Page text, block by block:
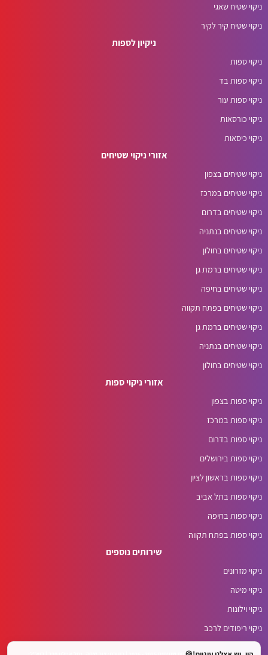
ניקוי שטיח שאגי
ניקוי שטיח קיר לקיר
ניקיון לספות
ניקוי ספות
ניקוי ספות בד
ניקוי ספות עור
ניקוי כורסאות
ניקוי כיסאות
אזורי ניקוי שטיחים
ניקוי שטיחים בצפון
ניקוי שטיחים במרכז
ניקוי שטיחים בדרום
ניקוי שטיחים בנתניה
ניקוי שטיחים בחולון
ניקוי שטיחים ברמת גן
ניקוי שטיחים בחיפה
ניקוי שטיחים בפתח תקווה
ניקוי שטיחים ברמת גן
ניקוי שטיחים בנתניה
ניקוי שטיחים בחולון
אזורי ניקוי ספות
ניקוי ספות בצפון
ניקוי ספות במרכז
ניקוי ספות בדרום
ניקוי ספות בירושלים
ניקוי ספות בראשון לציון
ניקוי ספות בתל אביב
ניקוי ספות בחיפה
ניקוי ספות בפתח תקווה
שירותים נוספים
ניקוי מזרונים
ניקוי מיטה
ניקוי וילונות
ניקוי ריפודים לרכב